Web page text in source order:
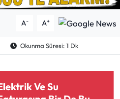
A- A+
Okunma Süresi: 1 Dk
Ve Su